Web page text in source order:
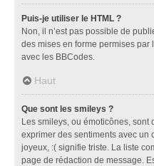
Puis-je utiliser le HTML ?
Non, il n’est pas possible de
des mises en forme permises
avec les BBCodes.
Haut
Que sont les smileys ?
Les smileys, ou émoticônes,
exprimer des sentiments avec un
joyeux, :( signifie triste. La liste
page de rédaction de message.